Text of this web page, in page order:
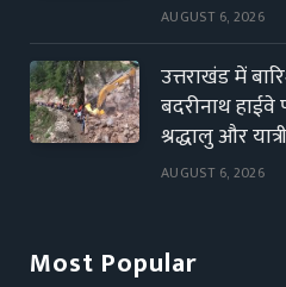
AUGUST 6, 2026
उत्तराखंड में
बदरीनाथ
श्रद्धालु और
AUGUST 6, 2026
Most Popular